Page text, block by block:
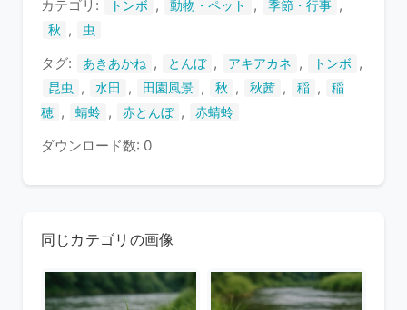
カテゴリ:
トンボ , 動物・ペット , 季節・行事 ,
秋 , 虫
タグ: あきあかね , とんぼ , アキアカネ , トンボ ,
昆虫 , 水田 , 田園風景 , 秋 , 秋茜 , 稲 ,
稲
穂 , 蜻蛉 , 赤とんぼ , 赤蜻蛉
ダウンロード数: 0
同じカテゴリの画像